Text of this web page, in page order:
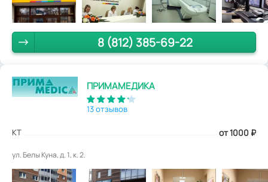
8 (812) 385-69-22
ПРИМАМЕДИКА
13 отзывов
КТ от 1000 ₽
ул. Белы Куна, д. 1, к. 2.